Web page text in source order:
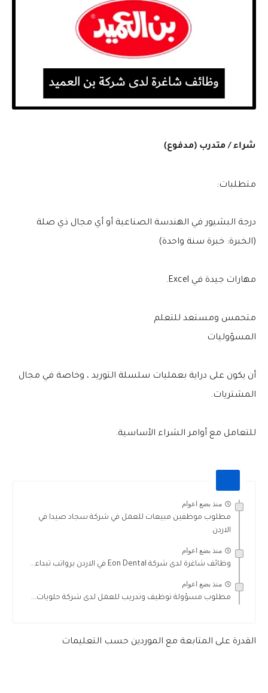
شراء / متدرب (مدفوع)
متطلبات:
درجة البشيور في الهندسة الصناعية أو أي مجال ذي صلة
(الخبرة: خبرة سنة واحدة)
مهارات جيدة في Excel.
متحمس ومستعد للتعلم
المسؤوليات
أن يكون على دراية بعمليات سلسلة التوريد ، وخاصة في مجال
المشتريات.
للتعامل مع أوامر الشراء الأساسية.
منذ بضع اعوام
مطلوب موظفين مبيعات للعمل في شركة سجاد صيدا في
الاردن
منذ بضع اعوام
وظائف شاغرة لدى شركة Eon Dental في الاردن برواتب تبداء...
منذ بضع اعوام
مطلوب مسؤولة توظيف وتدريب للعمل لدى شركة حلويات...
القدرة على المتابعة مع الموردين حسب التعليمات